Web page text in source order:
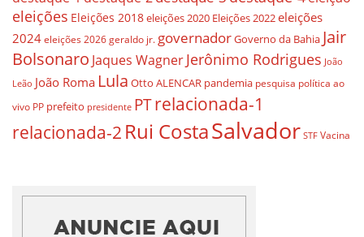
eleições Eleições 2018eleições 2020 Eleições 2022eleições
2024 eleições 2026 geraldo jr. governadorGoverno da Bahia Jair
Bolsonaro Jaques WagnerJerônimo Rodrigues João
Leão João Roma Lula Otto ALENCAR pandemia pesquisa política ao
vivo PP prefeito presidente PTrelacionada-1
relacionada-2 Rui CostaSalvador STF Vacina